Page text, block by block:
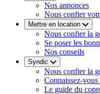
Nos annonces
Nous confier
Mettre en location
Nous confier la
Se poser les
Nos conseils
Syndic
Nous confier la
Connaissez-
Le guide du